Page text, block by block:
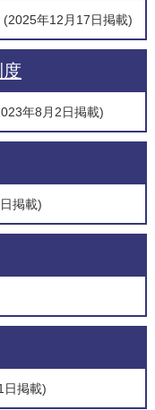
(2025年12月17日掲載)
年8月2日掲載)
掲載)
日掲載)